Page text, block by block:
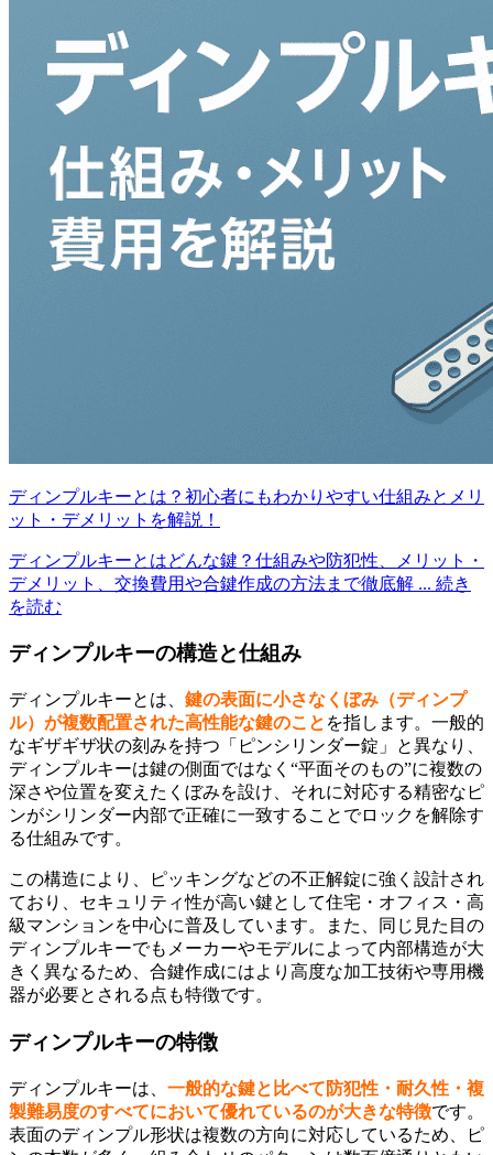
ディンプルキーとは？初心者にもわかりやすい仕組みとメリ
ット・デメリットを解説！
ディンプルキーとはどんな鍵？仕組みや防犯性、メリット・
デメリット、交換費用や合鍵作成の方法まで徹底解 ... 続き
を読む
ディンプルキーの構造と仕組み
ディンプルキーとは、 鍵の表面に小さなくぼみ（ディンプ
ル）が複数配置された高性能な鍵のこと を指します。一般的
なギザギザ状の刻みを持つ「ピンシリンダー錠」と異なり、
ディンプルキーは鍵の側面ではなく“平面そのもの”に複数の
深さや位置を変えたくぼみを設け、それに対応する精密なピ
ンがシリンダー内部で正確に一致することでロックを解除す
る仕組みです。
この構造により、ピッキングなどの不正解錠に強く設計され
ており、セキュリティ性が高い鍵として住宅・オフィス・高
級マンションを中心に普及しています。また、同じ見た目の
ディンプルキーでもメーカーやモデルによって内部構造が大
きく異なるため、合鍵作成にはより高度な加工技術や専用機
器が必要とされる点も特徴です。
ディンプルキーの特徴
ディンプルキーは、 一般的な鍵と比べて防犯性・耐久性・複
製難易度のすべてにおいて優れているのが大きな特徴です。
表面のディンプル形状は複数の方向に対応しているため、ピ